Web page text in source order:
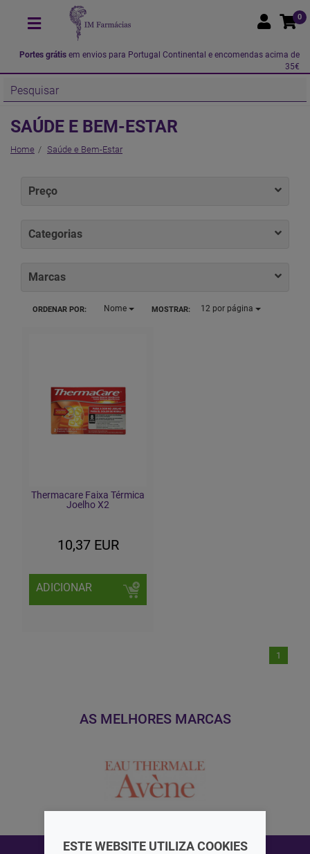
0
Portes grátis em envios para Portugal Continental e encomendas acima de
35€
SAÚDE E BEM-ESTAR
Home Saúde e Bem-Estar
Preço
Categorias
Marcas
ORDENAR POR: Nome MOSTRAR: 12por página
Thermacare Faixa Térmica
Joelho X2
10,37 EUR
ADICIONAR
1
AS MELHORES MARCAS
ESTE WEBSITE UTILIZA COOKIES